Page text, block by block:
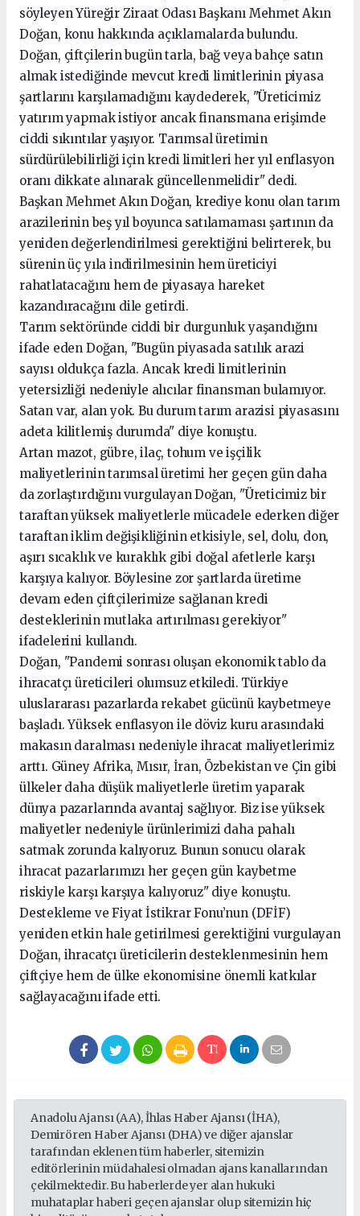
söyleyen Yüreğir Ziraat Odası Başkanı Mehmet Akın
Doğan, konu hakkında açıklamalarda bulundu.
Doğan, çiftçilerin bugün tarla, bağ veya bahçe satın
almak istediğinde mevcut kredi limitlerinin piyasa
şartlarını karşılamadığını kaydederek, "Üreticimiz
yatırım yapmak istiyor ancak finansmana erişimde
ciddi sıkıntılar yaşıyor. Tarımsal üretimin
sürdürülebilirliği için kredi limitleri her yıl enflasyon
oranı dikkate alınarak güncellenmelidir" dedi.
Başkan Mehmet Akın Doğan, krediye konu olan tarım
arazilerinin beş yıl boyunca satılamaması şartının da
yeniden değerlendirilmesi gerektiğini belirterek, bu
sürenin üç yıla indirilmesinin hem üreticiyi
rahatlatacağını hem de piyasaya hareket
kazandıracağını dile getirdi.
Tarım sektöründe ciddi bir durgunluk yaşandığını
ifade eden Doğan, "Bugün piyasada satılık arazi
sayısı oldukça fazla. Ancak kredi limitlerinin
yetersizliği nedeniyle alıcılar finansman bulamıyor.
Satan var, alan yok. Bu durum tarım arazisi piyasasını
adeta kilitlemiş durumda" diye konuştu.
Artan mazot, gübre, ilaç, tohum ve işçilik
maliyetlerinin tarımsal üretimi her geçen gün daha
da zorlaştırdığını vurgulayan Doğan, "Üreticimiz bir
taraftan yüksek maliyetlerle mücadele ederken diğer
taraftan iklim değişikliğinin etkisiyle, sel, dolu, don,
aşırı sıcaklık ve kuraklık gibi doğal afetlerle karşı
karşıya kalıyor. Böylesine zor şartlarda üretime
devam eden çiftçilerimize sağlanan kredi
desteklerinin mutlaka artırılması gerekiyor"
ifadelerini kullandı.
Doğan, "Pandemi sonrası oluşan ekonomik tablo da
ihracatçı üreticileri olumsuz etkiledi. Türkiye
uluslararası pazarlarda rekabet gücünü kaybetmeye
başladı. Yüksek enflasyon ile döviz kuru arasındaki
makasın daralması nedeniyle ihracat maliyetlerimiz
arttı. Güney Afrika, Mısır, İran, Özbekistan ve Çin gibi
ülkeler daha düşük maliyetlerle üretim yaparak
dünya pazarlarında avantaj sağlıyor. Biz ise yüksek
maliyetler nedeniyle ürünlerimizi daha pahalı
satmak zorunda kalıyoruz. Bunun sonucu olarak
ihracat pazarlarımızı her geçen gün kaybetme
riskiyle karşı karşıya kalıyoruz" diye konuştu.
Destekleme ve Fiyat İstikrar Fonu’nun (DFİF)
yeniden etkin hale getirilmesi gerektiğini vurgulayan
Doğan, ihracatçı üreticilerin desteklenmesinin hem
çiftçiye hem de ülke ekonomisine önemli katkılar
sağlayacağını ifade etti.
Anadolu Ajansı (AA), İhlas Haber Ajansı (İHA),
Demirören Haber Ajansı (DHA) ve diğer ajanslar
tarafından eklenen tüm haberler, sitemizin
editörlerinin müdahalesi olmadan ajans kanallarından
çekilmektedir. Bu haberlerde yer alan hukuki
muhataplar haberi geçen ajanslar olup sitemizin hiç